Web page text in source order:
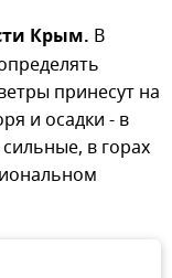
Крым. В
принесут на
и осадки - в
в горах